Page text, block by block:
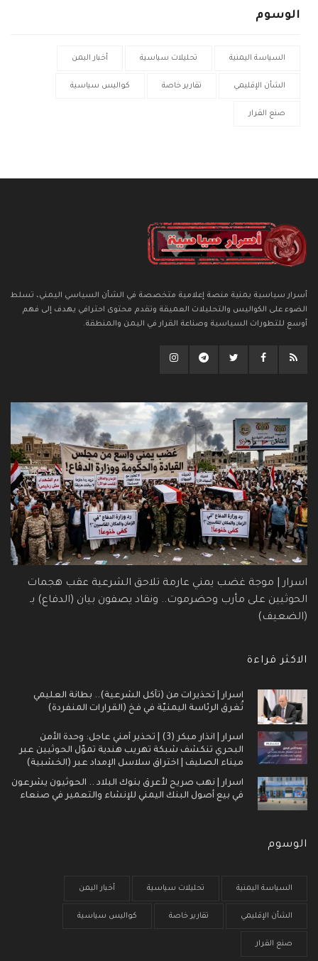
الوسوم
السياسة اليمنية تحليلات سياسية أخبار اليمن
الشأن الإقليمي تقارير خاصة كواليس سياسية
صنع القرار
أسرار سياسية يمنية منصة إعلامية متخصصة في الشأن السياسي اليمني، تسلط
الضوء على الكواليس والتحليلات العميقة وتقدم محتوى احترافي يهدف إلى فهم
أوسع للتطورات السياسية وصناعة القرار في اليمن والمنطقة.
اسرار | موجة غضب يمني عارمة تلاحق الشرعية عقب هجمات
الحوثيين على مأرب وحضرموت.. ونقاد يصفون بيان (الدفاع) بـ
(الضعيف)
الاكثر قراءة
اسرار | تحذيرات من (تآكل الشرعية).. بطانة العليمي
تُغرق الرئاسة اليمنيّة في فخ (القرارات المنفردة)
اسرار | انذار مبكر (3) | تحذير أمني عاجل: وحدة الأمن
البحري تنكشف شبكة تهريب هندية تموّل الحوثيين عبر
ميناء الصليف | اختراق سلاسل الإمداد عبر (الخشبية)
اسرار | نهب صريح لأعرق بنوك البلاد .. الحوثيون يشرعون
في بيع أصول البنك اليمني للإنشاء والتعمير في صنعاء
الوسوم
السياسة اليمنية تحليلات سياسية أخبار اليمن
الشأن الإقليمي تقارير خاصة كواليس سياسية
صنع القرار